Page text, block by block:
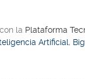
la Plataforma
Artificial,